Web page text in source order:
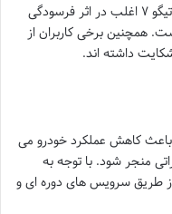
بر اساس گزارش های کاربران روغن ریزی در تیگو ۷ اغلب در اثر فرسودگی
همچنین برخی کاربران از
داشته اند.
اتوماتیک تیگو ۷ نه تنها باعث کاهش عملکرد خودرو می
منجر شود. با توجه به
طریق سرویس های دوره ای و